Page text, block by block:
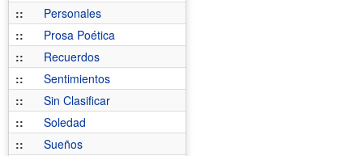
::
Personales
::
Prosa Poética
::
Recuerdos
::
Sentimientos
::
Sin Clasificar
::
Soledad
::
Sueños